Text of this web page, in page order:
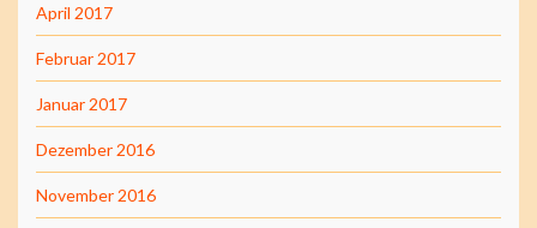
April 2017
Februar 2017
Januar 2017
Dezember 2016
November 2016